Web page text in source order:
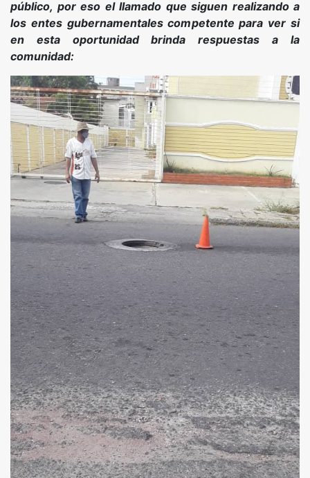
público, por eso el llamado que siguen realizando a
los entes gubernamentales competente para ver si
en esta oportunidad brinda respuestas a la
comunidad: